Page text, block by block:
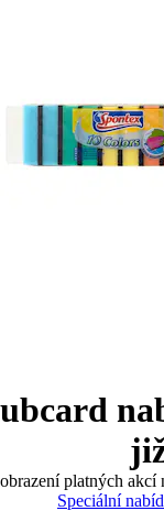
platných
Speciální